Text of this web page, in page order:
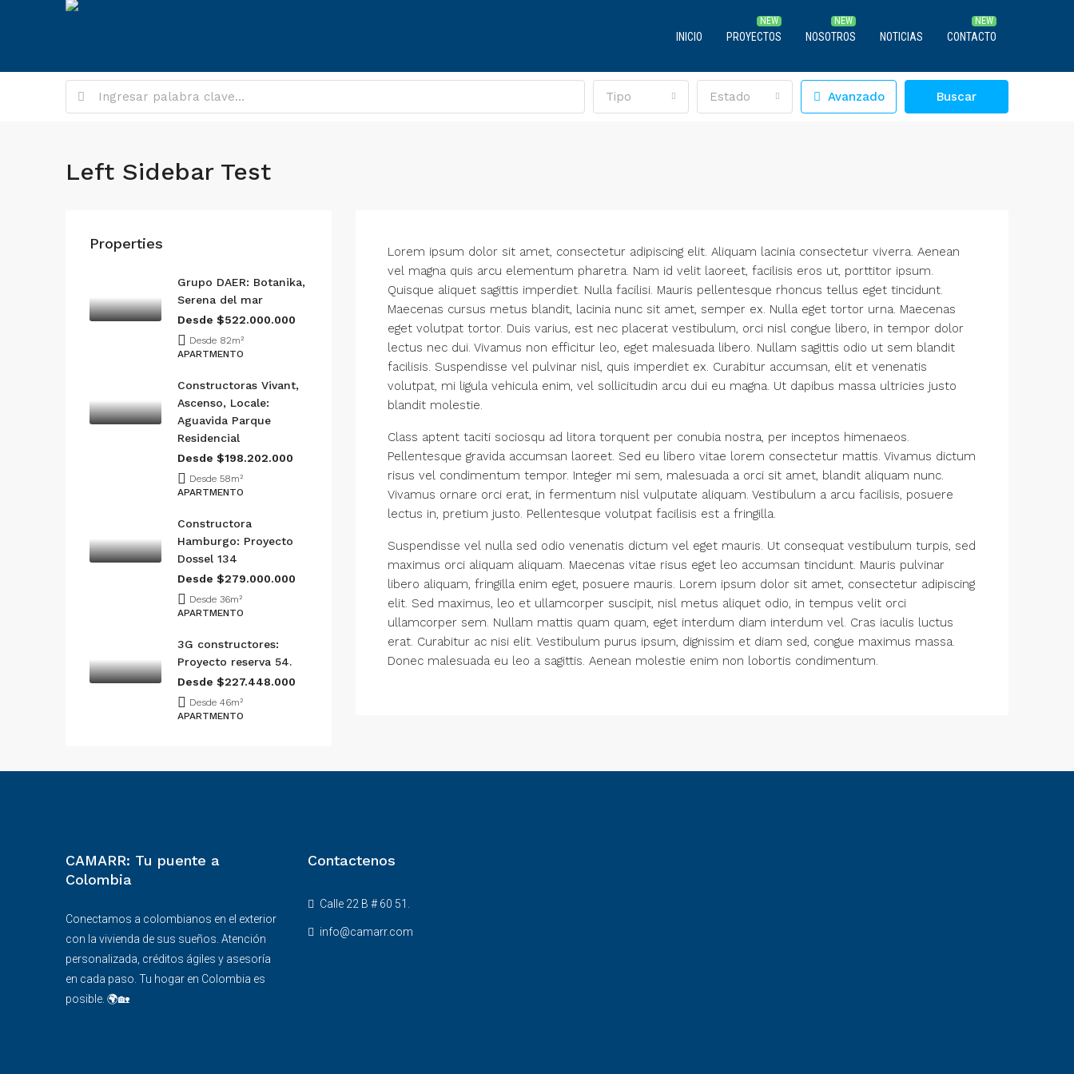
INICIO PROYECTOS NOSOTROS NOTICIAS CONTACTO
Tipo Estado Avanzado Buscar
Left Sidebar Test
Lorem ipsum dolor sit amet, consectetur adipiscing elit. Aliquam lacinia consectetur viverra. Aenean
vel magna quis arcu elementum pharetra. Nam id velit laoreet, facilisis eros ut, porttitor ipsum.
Quisque aliquet sagittis imperdiet. Nulla facilisi. Mauris pellentesque rhoncus tellus eget tincidunt.
Maecenas cursus metus blandit, lacinia nunc sit amet, semper ex. Nulla eget tortor urna. Maecenas
eget volutpat tortor. Duis varius, est nec placerat vestibulum, orci nisl congue libero, in tempor dolor
lectus nec dui. Vivamus non efficitur leo, eget malesuada libero. Nullam sagittis odio ut sem blandit
facilisis. Suspendisse vel pulvinar nisl, quis imperdiet ex. Curabitur accumsan, elit et venenatis
volutpat, mi ligula vehicula enim, vel sollicitudin arcu dui eu magna. Ut dapibus massa ultricies justo
blandit molestie.
Class aptent taciti sociosqu ad litora torquent per conubia nostra, per inceptos himenaeos.
Pellentesque gravida accumsan laoreet. Sed eu libero vitae lorem consectetur mattis. Vivamus dictum
risus vel condimentum tempor. Integer mi sem, malesuada a orci sit amet, blandit aliquam nunc.
Vivamus ornare orci erat, in fermentum nisl vulputate aliquam. Vestibulum a arcu facilisis, posuere
lectus in, pretium justo. Pellentesque volutpat facilisis est a fringilla.
Suspendisse vel nulla sed odio venenatis dictum vel eget mauris. Ut consequat vestibulum turpis, sed
maximus orci aliquam aliquam. Maecenas vitae risus eget leo accumsan tincidunt. Mauris pulvinar
libero aliquam, fringilla enim eget, posuere mauris. Lorem ipsum dolor sit amet, consectetur adipiscing
elit. Sed maximus, leo et ullamcorper suscipit, nisl metus aliquet odio, in tempus velit orci
ullamcorper sem. Nullam mattis quam quam, eget interdum diam interdum vel. Cras iaculis luctus
erat. Curabitur ac nisi elit. Vestibulum purus ipsum, dignissim et diam sed, congue maximus massa.
Donec malesuada eu leo a sagittis. Aenean molestie enim non lobortis condimentum.
Properties
Grupo DAER: Botanika,
Serena del mar
Desde $522.000.000
Desde 82m²
APARTMENTO
Constructoras Vivant,
Ascenso, Locale:
Aguavida Parque
Residencial
Desde $198.202.000
Desde 58m²
APARTMENTO
Constructora
Hamburgo: Proyecto
Dossel 134
Desde $279.000.000
Desde 36m²
APARTMENTO
3G constructores:
Proyecto reserva 54.
Desde $227.448.000
Desde 46m²
APARTMENTO
CAMARR: Tu puente a
Colombia
Conectamos a colombianos en el exterior
con la vivienda de sus sueños. Atención
personalizada, créditos ágiles y asesoría
en cada paso. Tu hogar en Colombia es
posible. 🌍🏡
Contactenos
Calle 22 B # 60 51.
info@camarr.com